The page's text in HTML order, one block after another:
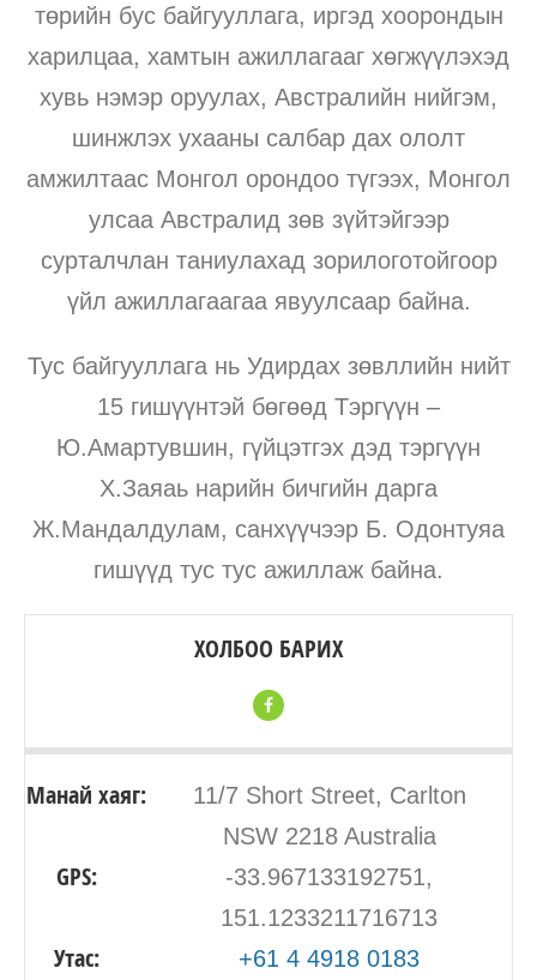
төрийн бус байгууллага, иргэд хоорондын
харилцаа, хамтын ажиллагааг хөгжүүлэхэд
хувь нэмэр оруулах, Австралийн нийгэм,
шинжлэх ухааны салбар дах ололт
амжилтаас Монгол орондоо түгээх, Монгол
улсаа Австралид зөв зүйтэйгээр
сурталчлан таниулахад зорилоготойгоор
үйл ажиллагаагаа явуулсаар байна.
Тус байгууллага нь Удирдах зөвллийн нийт
15 гишүүнтэй бөгөөд Тэргүүн –
Ю.Амартувшин, гүйцэтгэх дэд тэргүүн
Х.Заяаь нарийн бичгийн дарга
Ж.Мандалдулам, санхүүчээр Б. Одонтуяа
гишүүд тус тус ажиллаж байна.
ХОЛБОО БАРИХ
Манай хаяг:
11/7 Short Street, Carlton
NSW 2218 Australia
GPS:
-33.967133192751,
151.1233211716713
Утас: +61 4 4918 0183